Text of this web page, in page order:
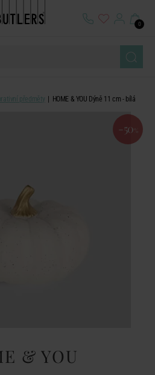
0
předměty HOME & YOU Dýně 11 cm - bílá
-50 %
& YOU